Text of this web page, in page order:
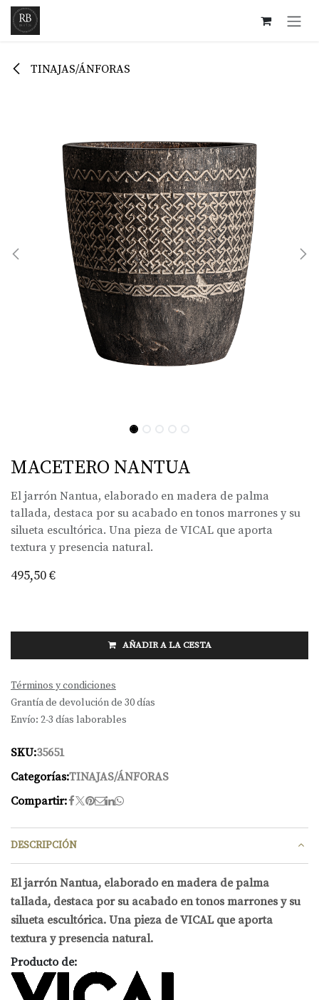
Ir al contenido
TINAJAS/ÁNFORAS
MACETERO NANTUA
El jarrón Nantua, elaborado en madera de palma
tallada, destaca por su acabado en tonos marrones y su
silueta escultórica. Una pieza de VICAL que aporta
textura y presencia natural.
495,50€
AÑADIR A LA CESTA
Términos y condiciones
Grantía de devolución de 30 días
Envío: 2-3 días laborables
SKU:35651
Categorías:TINAJAS/ÁNFORAS
Compartir:
DESCRIPCIÓN
El jarrón Nantua, elaborado en madera de palma
tallada, destaca por su acabado en tonos marrones y su
silueta escultórica. Una pieza de VICAL que aporta
textura y presencia natural.
Producto de: